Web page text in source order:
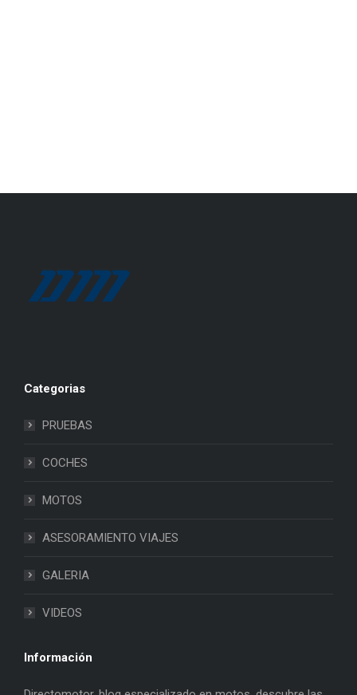
Categorias
PRUEBAS
COCHES
MOTOS
ASESORAMIENTO VIAJES
GALERIA
VIDEOS
Información